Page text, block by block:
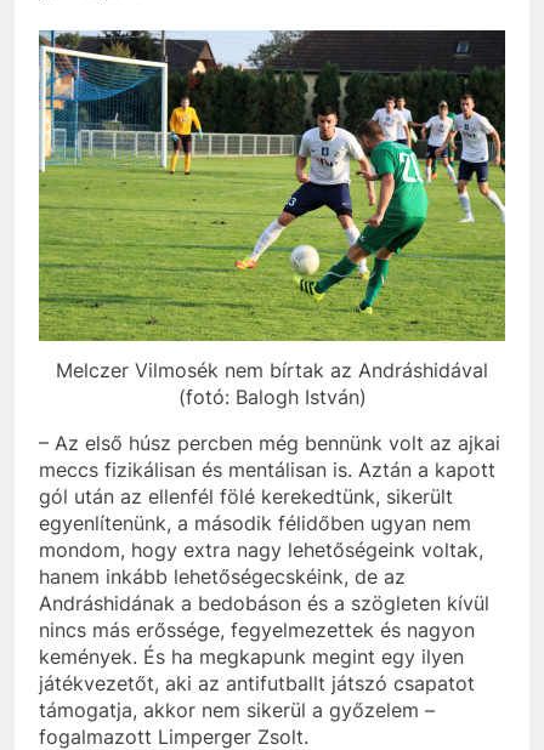
Melczer Vilmosék nem bírtak az Andráshidával
(fotó: Balogh István)
– Az első húsz percben még bennünk volt az ajkai
meccs fizikálisan és mentálisan is. Aztán a kapott
gól után az ellenfél fölé kerekedtünk, sikerült
egyenlítenünk, a második félidőben ugyan nem
mondom, hogy extra nagy lehetőségeink voltak,
hanem inkább lehetőségecskéink, de az
Andráshidának a bedobáson és a szögleten kívül
nincs más erőssége, fegyelmezettek és nagyon
kemények. És ha megkapunk megint egy ilyen
játékvezetőt, aki az antifutballt játszó csapatot
támogatja, akkor nem sikerül a győzelem –
fogalmazott Limperger Zsolt.